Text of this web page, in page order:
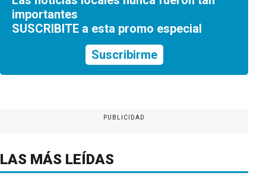
importantes
SUSCRIBITE a esta promo especial
Suscribirme
PUBLICIDAD
LAS MÁS LEÍDAS